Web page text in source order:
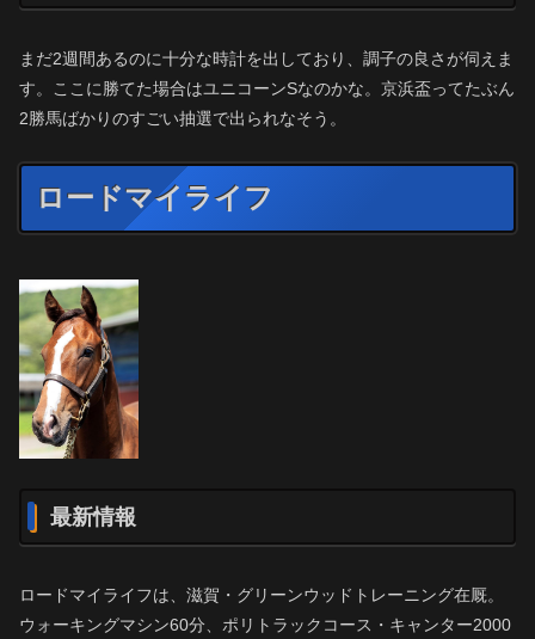
まだ2週間あるのに十分な時計を出しており、調子の良さが伺えま
す。ここに勝てた場合はユニコーンSなのかな。京浜盃ってたぶん
2勝馬ばかりのすごい抽選で出られなそう。
ロードマイライフ
最新情報
ロードマイライフは、滋賀・グリーンウッドトレーニング在厩。
ウォーキングマシン60分、ポリトラックコース・キャンター2000